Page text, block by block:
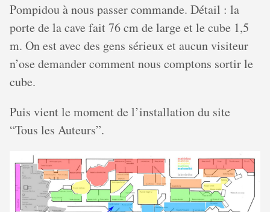
Pompidou à nous passer commande. Détail : la
porte de la cave fait 76 cm de large et le cube 1,5
m. On est avec des gens sérieux et aucun visiteur
n’ose demander comment nous comptons sortir le
cube.
Puis vient le moment de l’installation du site
“Tous les Auteurs”.